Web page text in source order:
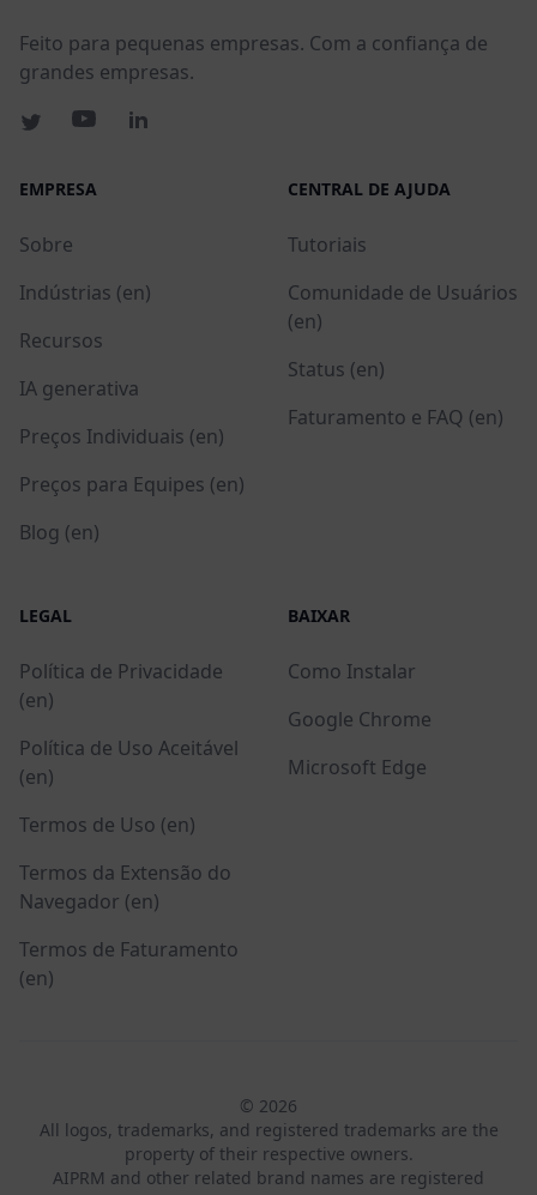
Feito para pequenas empresas. Com a confiança de
grandes empresas.
EMPRESA
Sobre
Indústrias (en)
Recursos
IA generativa
Preços Individuais (en)
Preços para Equipes (en)
Blog (en)
CENTRAL DE AJUDA
Tutoriais
Comunidade de Usuários
(en)
Status (en)
Faturamento e FAQ (en)
LEGAL
Política de Privacidade
(en)
Política de Uso Aceitável
(en)
Termos de Uso (en)
Termos da Extensão do
Navegador (en)
Termos de Faturamento
(en)
BAIXAR
Como Instalar
Google Chrome
Microsoft Edge
© 2026
All logos, trademarks, and registered trademarks are the
property of their respective owners.
AIPRM and other related brand names are registered